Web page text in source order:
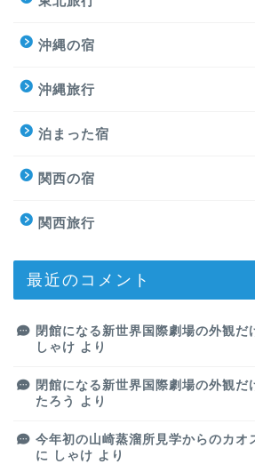
沖縄の宿
沖縄旅行
泊まった宿
関西の宿
関西旅行
最近のコメント
閉館になる新世界国際劇場の外観
しゃけ より
閉館になる新世界国際劇場の外観
たろう
より
今年初の山崎蒸溜所見学からのカオ
に しゃけ より